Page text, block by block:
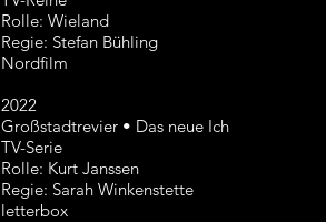
Rolle: Wieland
Regie: Stefan Bühling
Nordfilm
2022
Großstadtrevier • Das neue Ich
TV-Serie
Rolle: Kurt Janssen
Regie: Sarah Winkenstette
letterbox